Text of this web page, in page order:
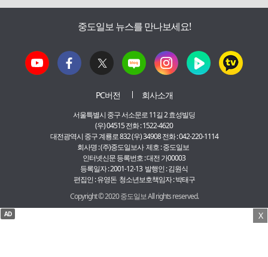
중도일보 뉴스를 만나보세요!
PC버전 회사소개
서울특별시 중구 서소문로 11길 2 효성빌딩
(우) 04515 전화 : 1522-4620
대전광역시 중구 계룡로 832 (우) 34908 전화 : 042-220-1114
회사명 : (주)중도일보사 제호 : 중도일보
인터넷신문 등록번호 : 대전 가00003
등록일자 : 2001-12-13 발행인 : 김원식
편집인 : 유영돈 청소년보호책임자 : 박태구
Copyright © 2020 중도일보 All rights reserved.
X
AD